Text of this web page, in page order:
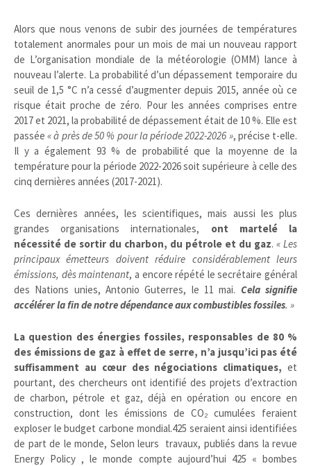
Alors que nous venons de subir des journées de températures
totalement anormales pour un mois de mai un nouveau rapport
de L’organisation mondiale de la météorologie (OMM) lance à
nouveau l’alerte. La probabilité d’un dépassement temporaire du
seuil de 1,5 °C n’a cessé d’augmenter depuis 2015, année où ce
risque était proche de zéro. Pour les années comprises entre
2017 et 2021, la probabilité de dépassement était de 10 %. Elle est
passée« à près de 50 % pour la période 2022-2026 », précise t-elle.
Il y a également 93 % de probabilité que la moyenne de la
température pour la période 2022-2026 soit supérieure à celle des
cinq dernières années (2017-2021).
Ces dernières années, les scientifiques, mais aussi les plus
grandes organisations internationales, ont martelé la
nécessité de sortir du charbon, du pétrole et du gaz. « Les
principaux émetteurs doivent réduire considérablement leurs
émissions, dès maintenant, a encore répété le secrétaire général
des Nations unies, Antonio Guterres, le 11 mai. Cela signifie
accélérer la fin de notre dépendance aux combustibles fossiles. »
La question des énergies fossiles, responsables de 80 %
des émissions de gaz à effet de serre, n’a jusqu’ici pas été
suffisamment au cœur des négociations climatiques, et
pourtant, des chercheurs ont identifié des projets d’extraction
de charbon, pétrole et gaz, déjà en opération ou encore en
construction, dont les émissions de CO₂ cumulées feraient
exploser le budget carbone mondial.425 seraient ainsi identifiées
de part de le monde, Selon leurs travaux, publiés dans la revue
Energy Policy , le monde compte aujourd’hui 425 « bombes